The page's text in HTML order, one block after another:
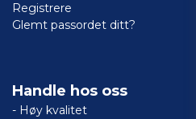
Registrere
Glemt passordet ditt?
Handle hos oss
- Høy kvalitet